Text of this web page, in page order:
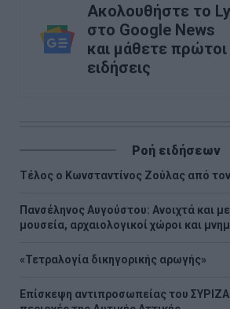
Ακολουθήστε το
στο Google News
και μάθετε πρώτοι
ειδήσεις
Ροή ειδήσεων
Τέλος ο Κωνσταντίνος Ζούλας από τον
Πανσέληνος Αυγούστου: Ανοιχτά και
μουσεία, αρχαιολογικοί χώροι και
«Τετραλογία δικηγορικής αρωγής»
Επίσκεψη αντιπροσωπείας του